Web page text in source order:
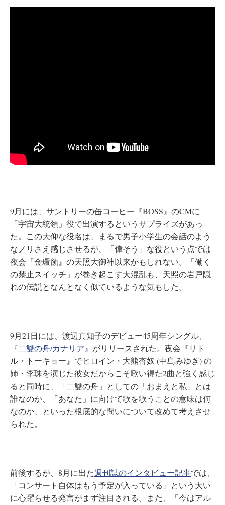
9月には、サントリーの缶コーヒー『BOSS』のCMに
「宇宙大統領」役で出演するというサプライズがあっ
た。この大仰な役名は、まるで男子小学生の会話のよう
なノリさえ感じさせるが、「偉そう」な役という点では
夜会『金環蝕』の天照大御神以来かもしれない。「働く
の禁止スイッチ」が巻き起こす大混乱も、天照の岩戸隠
れの伝説となんとなく似ているような気もした。
9月21日には、渡辺真知子のデビュー45周年シングル、
『二雙の舟/カナリア』 がリリースされた。夜会『リト
ル・トーキョー』でヒロイン・大熊杏奴 (中島みゆき) の
姉・李珠を演じた彼女だからこそ歌い得た2曲と強く感じ
ると同時に、「二雙の舟」としての「おまえと私」とは
誰なのか、「あなた」に向けて歌を歌うことの意味は何
なのか、といった根底的な問いについて改めて考えさせ
られた。
前後するが、8月に出た週刊誌のインタビュー記事では、
「コンサート自体はもう予定が入っている」という大い
に心躍らせる発言がまず注目される。また、「今はアル